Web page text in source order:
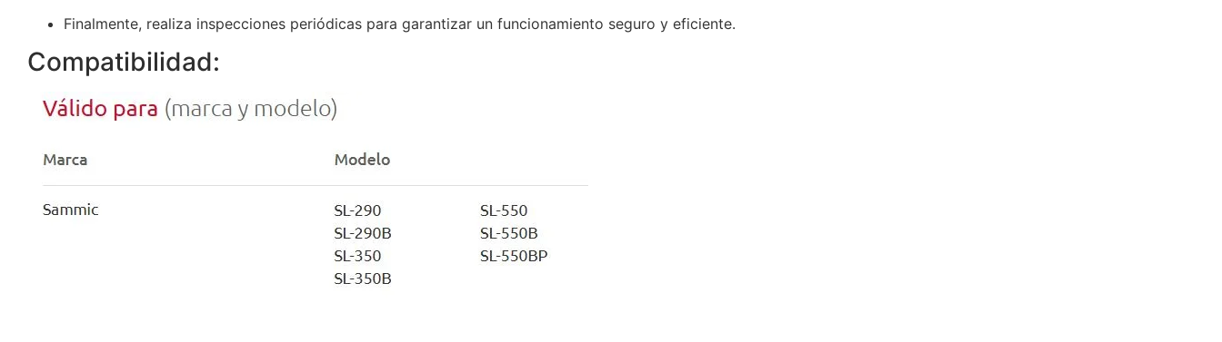
Finalmente, realiza inspecciones periódicas para garantizar un funcionamiento seguro y eficiente.
Compatibilidad: